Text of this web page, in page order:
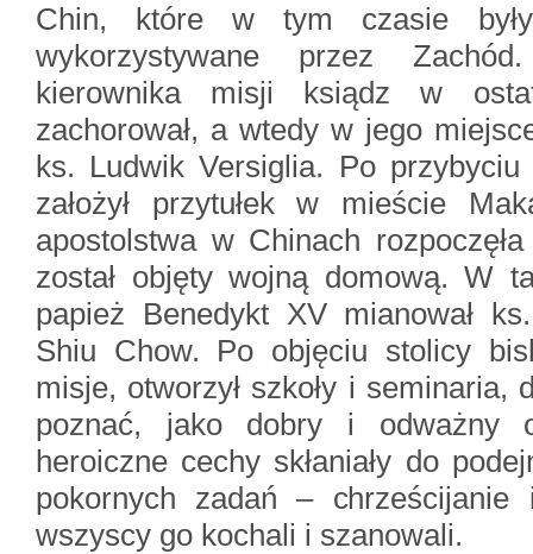
Chin, które w tym czasie
wykorzystywane przez
kierownika misji ksiądz w
zachorował, a wtedy w jego
ks. Ludwik Versiglia. Po
założył przytułek w mieście
apostolstwa w Chinach
został objęty wojną domową. W
papież Benedykt XV mianował
Shiu Chow. Po objęciu stolicy
misje, otworzył szkoły i seminaria,
poznać, jako dobry i odważny
heroiczne cechy skłaniały do
pokornych zadań – chrześcijanie
wszyscy go kochali i szanowali.